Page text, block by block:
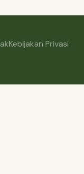
Kebijakan Privasi